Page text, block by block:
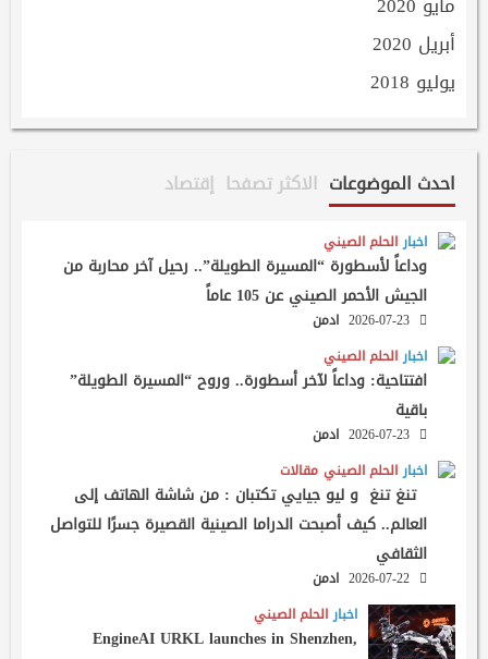
أبريل 2020
يوليو 2018
احدث الموضوعات الاكثر تصفحا إقتصاد
اخبار الحلم الصيني
وداعاً لأسطورة “المسيرة الطويلة”.. رحيل آخر محاربة من
الجيش الأحمر الصيني عن 105 عاماً
ادمن
اخبار الحلم الصيني
افتتاحية: وداعاً لآخر أسطورة.. وروح “المسيرة الطويلة”
باقية
ادمن
اخبار الحلم الصيني مقالات
تنغ تنغ و ليو جيايي تكتبان : من شاشة الهاتف إلى
العالم.. كيف أصبحت الدراما الصينية القصيرة جسرًا للتواصل
الثقافي
ادمن
اخبار الحلم الصيني
EngineAI URKL launches in Shenzhen,